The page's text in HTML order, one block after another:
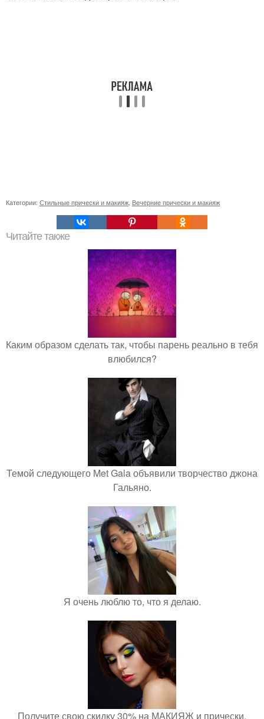
Категории: Стильные прически и макияж Вечерние прически и макияж
Читайте также
Каким образом сделать так, чтобы парень реально в тебя
влюбился?
Темой следующего Met Gala объявили творчество джона
Гальяно.
Я очень люблю то, что я делаю.
Получите свою скидку 30% на МАКИЯЖ и прически.